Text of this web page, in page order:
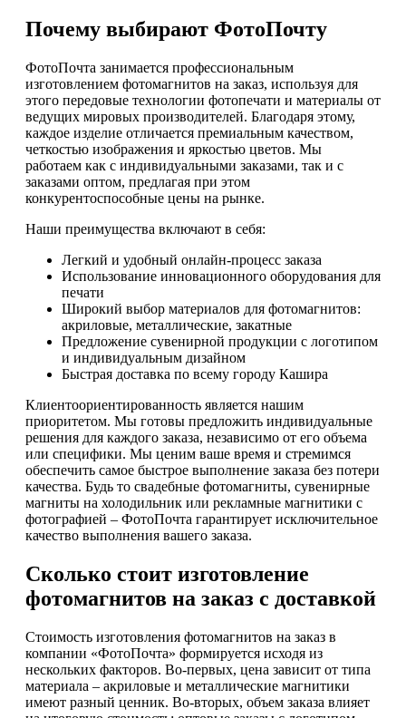
Почему выбирают ФотоПочту
ФотоПочта занимается профессиональным
изготовлением фотомагнитов на заказ, используя для
этого передовые технологии фотопечати и материалы от
ведущих мировых производителей. Благодаря этому,
каждое изделие отличается премиальным качеством,
четкостью изображения и яркостью цветов. Мы
работаем как с индивидуальными заказами, так и с
заказами оптом, предлагая при этом
конкурентоспособные цены на рынке.
Наши преимущества включают в себя:
Легкий и удобный онлайн-процесс заказа
Использование инновационного оборудования для
печати
Широкий выбор материалов для фотомагнитов:
акриловые, металлические, закатные
Предложение сувенирной продукции с логотипом
и индивидуальным дизайном
Быстрая доставка по всему городу Кашира
Клиентоориентированность является нашим
приоритетом. Мы готовы предложить индивидуальные
решения для каждого заказа, независимо от его объема
или специфики. Мы ценим ваше время и стремимся
обеспечить самое быстрое выполнение заказа без потери
качества. Будь то свадебные фотомагниты, сувенирные
магниты на холодильник или рекламные магнитики с
фотографией – ФотоПочта гарантирует исключительное
качество выполнения вашего заказа.
Сколько стоит изготовление
фотомагнитов на заказ с доставкой
Стоимость изготовления фотомагнитов на заказ в
компании «ФотоПочта» формируется исходя из
нескольких факторов. Во-первых, цена зависит от типа
материала – акриловые и металлические магнитики
имеют разный ценник. Во-вторых, объем заказа влияет